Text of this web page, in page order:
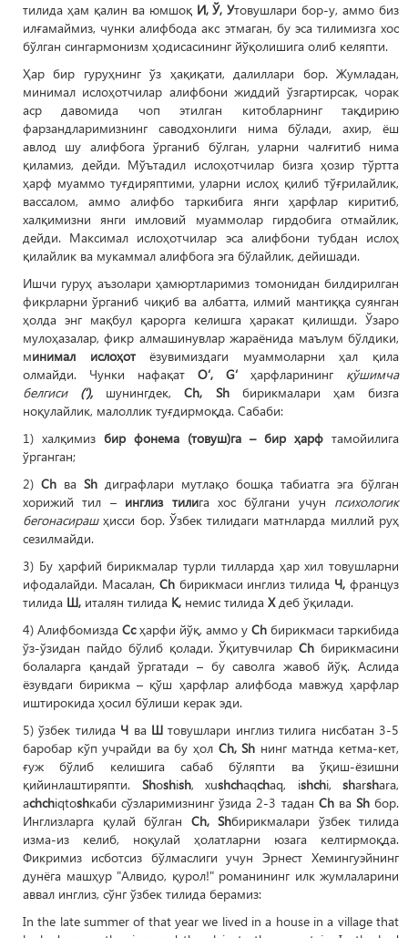
тилида ҳам қалин ва юмшоқ И, Ў, Утовушлари бор-у, аммо биз
илғамаймиз, чунки алифбода акс этмаган, бу эса тилимизга хос
бўлган сингармонизм ҳодисасининг йўқолишига олиб келяпти.
Ҳар бир гуруҳнинг ўз ҳақиқати, далиллари бор. Жумладан,
минимал ислоҳотчилар алифбони жиддий ўзгартирсак, чорак
аср давомида чоп этилган китобларнинг тақдирию
фарзандларимизнинг саводхонлиги нима бўлади, ахир, ёш
авлод шу алифбога ўрганиб бўлган, уларни чалғитиб нима
қиламиз, дейди. Мўътадил ислоҳотчилар бизга ҳозир тўртта
ҳарф муаммо туғдиряптими, уларни ислоҳ қилиб тўғрилайлик,
вассалом, аммо алифбо таркибига янги ҳарфлар киритиб,
халқимизни янги имловий муаммолар гирдобига отмайлик,
дейди. Максимал ислоҳотчилар эса алифбони тубдан ислоҳ
қилайлик ва мукаммал алифбога эга бўлайлик, дейишади.
Ишчи гуруҳ аъзолари ҳамюртларимиз томонидан билдирилган
фикрларни ўрганиб чиқиб ва албатта, илмий мантиққа суянган
ҳолда энг мақбул қарорга келишга ҳаракат қилишди. Ўзаро
мулоҳазалар, фикр алмашинувлар жараёнида маълум бўлдики,
минимал ислоҳотёзувимиздаги муаммоларни ҳал қила
олмайди. Чунки нафақат O‘, G‘ ҳарфларининг қўшимча
белгиси (‘), шунингдек,Ch, Shбирикмалари ҳам бизга
ноқулайлик, малоллик туғдирмоқда. Сабаби:
1) халқимиз бир фонема (товуш)га – бир ҳарф тамойилига
ўрганган;
2) Ch ва Sh диграфлари мутлақо бошқа табиатга эга бўлган
хорижий тил – инглиз тилига хос бўлгани учун психологик
бегонасирашҳисси бор. Ўзбек тилидаги матнларда миллий руҳ
сезилмайди.
3) Бу ҳарфий бирикмалар турли тилларда ҳар хил товушларни
ифодалайди. Масалан, Chбирикмаси инглиз тилида Ч,француз
тилида Ш, италян тилида К, немис тилида Хдеб ўқилади.
4) Алифбомизда Ссҳарфи йўқ, аммо у Ch бирикмаси таркибида
ўз-ўзидан пайдо бўлиб қолади. ЎқитувчиларCh бирикмасини
болаларга қандай ўргатади – бу саволга жавоб йўқ. Аслида
ёзувдаги бирикма – қўш ҳарфлар алифбода мавжуд ҳарфлар
иштирокида ҳосил бўлиши керак эди.
5) ўзбек тилида Ч ва Ш товушлари инглиз тилига нисбатан 3-5
баробар кўп учрайди ва бу ҳол Ch, Sh нинг матнда кетма-кет,
ғуж бўлиб келишига сабаб бўляпти ва ўқиш-ёзишни
қийинлаштиряпти. Shoshish, xushchaqchaq, ishchi, sharshara,
achchiqtoshкаби сўзларимизнинг ўзида 2-3 тадан Chва Shбор.
Инглизларга қулай бўлган Ch, Shбирикмалари ўзбек тилида
изма-из келиб, ноқулай ҳолатларни юзага келтирмоқда.
Фикримиз исботсиз бўлмаслиги учун Эрнест Хемингуэйнинг
дунёга машҳур "Алвидо, қурол!" романининг илк жумлаларини
аввал инглиз, сўнг ўзбек тилида берамиз:
In the late summer of that year we lived in a house in a village that